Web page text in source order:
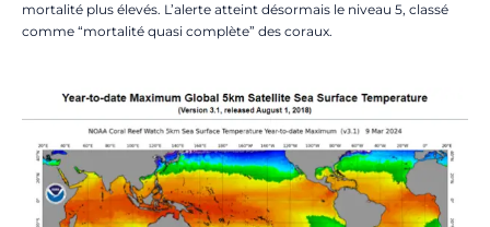
mortalité plus élevés. L’alerte atteint désormais le niveau 5, classé
comme “mortalité quasi complète” des coraux.